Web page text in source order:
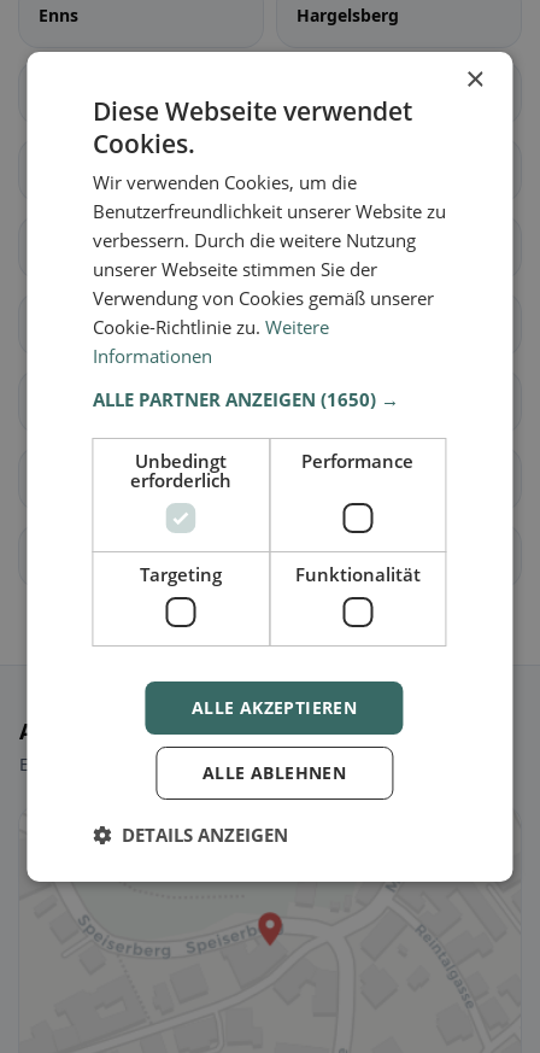
Enns Hargelsberg
Traunkreis
Kematen an der Krems Kirchberg-Thening
Kronstorf Leonding
St. Florian Neuhofen an der Krems
Niederneukirchen Oftering
Pucking St. Marien
Ausgewählte Restaurants
Ein paar Picks, um sofort loszulegen.
×
Diese Webseite verwendet
Cookies.
Wir verwenden Cookies, um die
Benutzerfreundlichkeit unserer Website zu
verbessern. Durch die weitere Nutzung
unserer Webseite stimmen Sie der
Verwendung von Cookies gemäß unserer
Cookie-Richtlinie zu.Weitere
Informationen
ALLE PARTNER ANZEIGEN(1650) →
Unbedingt
erforderlich
Performance
Targeting Funktionalität
ALLE AKZEPTIEREN
ALLE ABLEHNEN
DETAILS ANZEIGEN